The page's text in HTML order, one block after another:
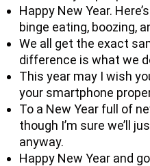
Happy New Year.
binge eating, boozing,
We all get the exact
difference is what we
This year may I wish
your smartphone
To a New Year full of
though I’m sure we’ll
anyway.
Happy New Year and